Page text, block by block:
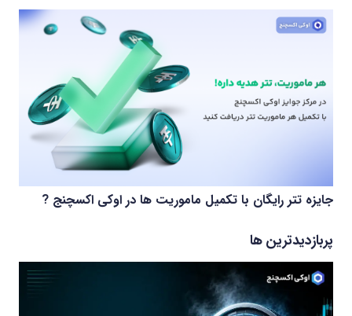
جایزه تتر رایگان با تکمیل ماموریت ها در اوکی اکسچنج ?
پربازدیدترین ها